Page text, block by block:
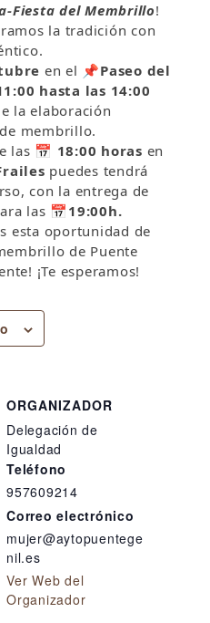
Fiesta del Membrillo!
la tradición con
en el 📌Paseo del
hasta las 14:00
la elaboración
membrillo.
las 📅 18:00 horas en
puedes tendrá
con la entrega de
las 📅19:00h.
esta oportunidad de
de Puente
¡Te esperamos!
ORGANIZADOR
Delegación de
Igualdad
Teléfono
957609214
Correo electrónico
mujer@aytopuentege
nil.es
Ver Web del
Organizador